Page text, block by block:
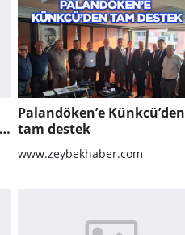
Palandöken’e Künkcü’den
tam destek
www.zeybekhaber.com